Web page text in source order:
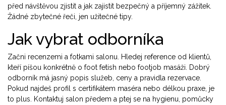
před návštěvou zjistit a jak zajistit bezpečný a příjemný zážitek.
Žádné zbytečné řeči, jen užitečné tipy.
Jak vybrat odborníka
Začni recenzemi a fotkami salonu. Hledej reference od klientů,
kteří píšou konkrétně o foot fetish nebo footjob masáži. Dobrý
odborník má jasný popis služeb, ceny a pravidla rezervace.
Pokud najdeš profil s certifikátem maséra nebo délkou praxe, je
to plus. Kontaktuj salon předem a ptej se na hygienu, pomůcky